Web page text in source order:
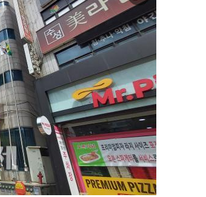
미
지
확
대